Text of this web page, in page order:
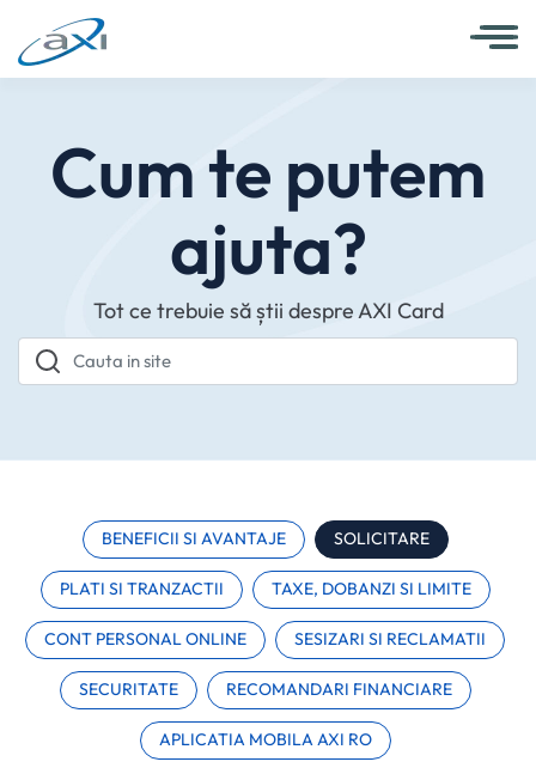
Cum te putem
ajuta?
Tot ce trebuie să știi despre AXI Card
BENEFICII SI AVANTAJE SOLICITARE
PLATI SI TRANZACTII TAXE, DOBANZI SI LIMITE
CONT PERSONAL ONLINE SESIZARI SI RECLAMATII
SECURITATE RECOMANDARI FINANCIARE
APLICATIA MOBILA AXI RO